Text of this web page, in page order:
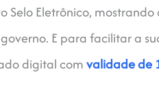
Selo Eletrônico,
E para facilitar a
digital comvalidade de